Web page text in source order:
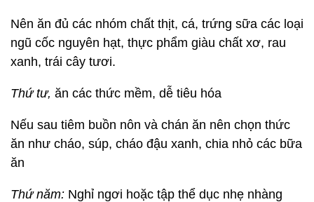
Nên ăn đủ các nhóm chất thịt, cá, trứng sữa các loại
ngũ cốc nguyên hạt, thực phẩm giàu chất xơ, rau
xanh, trái cây tươi.
Thứ tư, ăn các thức mềm, dễ tiêu hóa
Nếu sau tiêm buồn nôn và chán ăn nên chọn thức
ăn như cháo, súp, cháo đậu xanh, chia nhỏ các bữa
ăn
Thứ năm: Nghỉ ngơi hoặc tập thể dục nhẹ nhàng